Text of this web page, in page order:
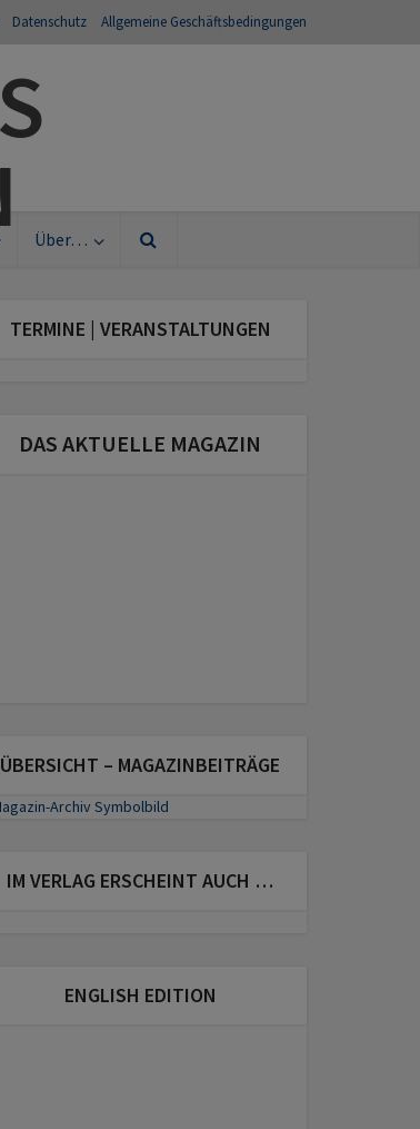
Datenschutz Allgemeine Geschäftsbedingungen
Über…
TERMINE | VERANSTALTUNGEN
DAS AKTUELLE MAGAZIN
ÜBERSICHT – MAGAZINBEITRÄGE
IM VERLAG ERSCHEINT AUCH …
ENGLISH EDITION